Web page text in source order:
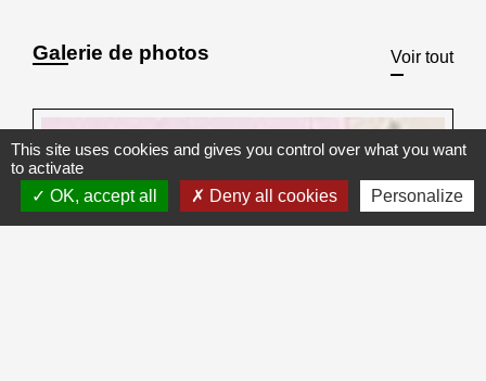
Galerie de photos Voir tout
This site uses cookies and gives you control over what you want
to activate
OK, accept all
Deny all cookies Personalize